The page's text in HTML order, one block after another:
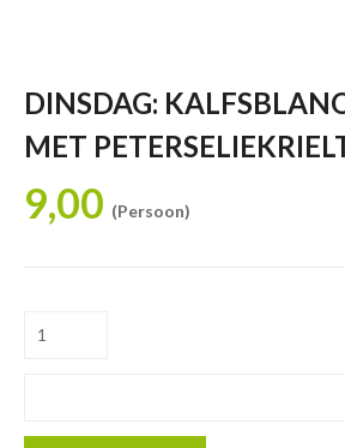
DINSDAG:
MET
9,00 (Persoon)